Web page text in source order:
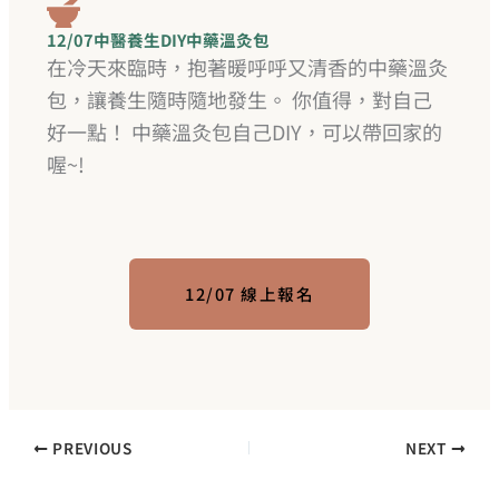
12/07中醫養生DIY中藥溫灸包
在冷天來臨時，抱著暖呼呼又清香的中藥溫灸
包，讓養生隨時隨地發生。 你值得，對自己
好一點！ 中藥溫灸包自己DIY，可以帶回家的
喔~!
12/07 線上報名
PREVIOUS NEXT